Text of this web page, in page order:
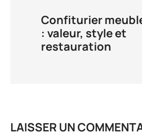
Confiturier
: valeur, style et
restauration
LAISSER UN